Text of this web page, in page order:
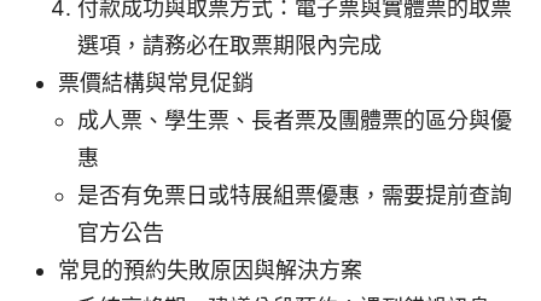
付款成功與取票方式：電子票與實體票的取票
選項，請務必在取票期限內完成
票價結構與常見促銷
成人票、學生票、長者票及團體票的區分與優
惠
是否有免票日或特展組票優惠，需要提前查詢
官方公告
常見的預約失敗原因與解決方案